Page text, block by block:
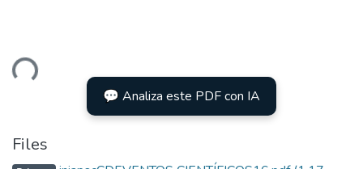
💬 Analiza este PDF con IA
Files